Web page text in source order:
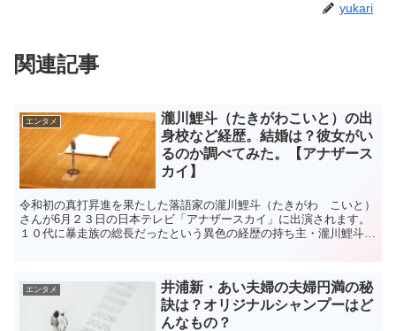
yukari
関連記事
エンタメ
瀧川鯉斗（たきがわこいと）の出
身校など経歴。結婚は？彼女がい
るのか調べてみた。【アナザース
カイ】
令和初の真打昇進を果たした落語家の瀧川鯉斗（たきがわ こいと）
さんが6月２３日の日本テレビ「アナザースカイ」に出演されます。
１０代に暴走族の総長だったという異色の経歴の持ち主・瀧川鯉斗さ
エンタメ
井浦新・あい夫婦の夫婦円満の秘
訣は？オリジナルシャンプーはど
んなもの？